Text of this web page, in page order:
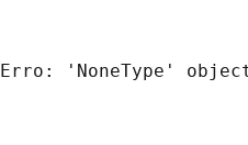
Erro: 'NoneType'